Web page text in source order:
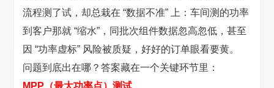
流程测了试，却总栽在 “数据不准” 上：车间测的功率
到客户那就 “缩水”，同批次组件数据忽高忽低，甚至
因 “功率虚标” 风险被质疑，好好的订单眼看要黄。
问题到底出在哪？答案藏在一个关键环节里：
MPP（最大功率点）测试